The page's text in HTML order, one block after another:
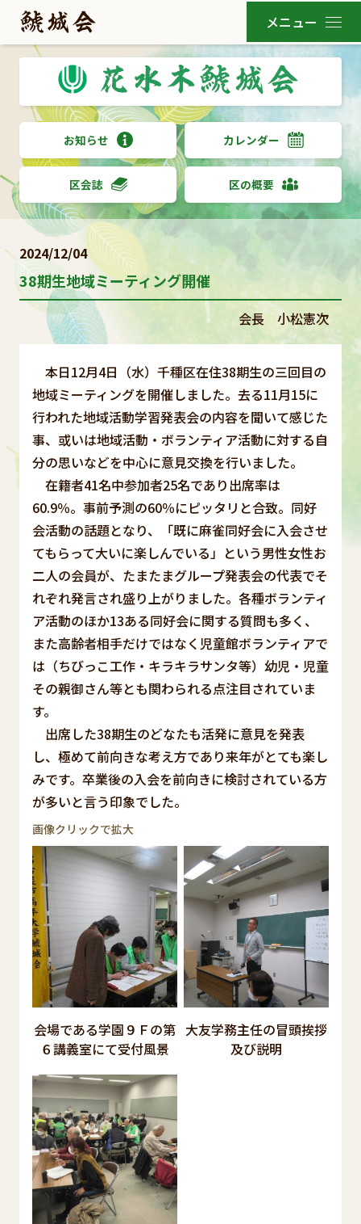
お知らせ カレンダー
区会誌 区の概要
2024/12/04
38期生地域ミーティング開催
会長 小松憲次
本日12月4日（水）千種区在住38期生の三回目の
地域ミーティングを開催しました。去る11月15に
行われた地域活動学習発表会の内容を聞いて感じた
事、或いは地域活動・ボランティア活動に対する自
分の思いなどを中心に意見交換を行いました。
在籍者41名中参加者25名であり出席率は
60.9％。事前予測の60％にピッタリと合致。同好
会活動の話題となり、「既に麻雀同好会に入会させ
てもらって大いに楽しんでいる」という男性女性お
二人の会員が、たまたまグループ発表会の代表でそ
れぞれ発言され盛り上がりました。各種ボランティ
ア活動のほか13ある同好会に関する質問も多く、
また高齢者相手だけではなく児童館ボランティアで
は（ちびっこ工作・キラキラサンタ等）幼児・児童
その親御さん等とも関わられる点注目されていま
す。
出席した38期生のどなたも活発に意見を発表
し、極めて前向きな考え方であり来年がとても楽し
みです。卒業後の入会を前向きに検討されている方
が多いと言う印象でした。
画像クリックで拡大
会場である学園９Ｆの第
６講義室にて受付風景
大友学務主任の冒頭挨拶
及び説明